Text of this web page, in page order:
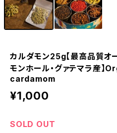
カルダモン25g【最高品質オ
モンホール・グァテマラ産
cardamom
¥1,000
SOLD OUT